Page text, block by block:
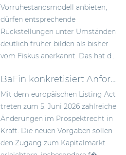
Vorruhestandsmodell anbieten,
dürfen entsprechende
Rückstellungen unter Umständen
deutlich früher bilden als bisher
vom Fiskus anerkannt. Das hat d...
BaFin konkretisiert Anforderungen an Wertpapierprospekte im Zuge des Listing Act
Mit dem europäischen Listing Act
treten zum 5. Juni 2026 zahlreiche
Änderungen im Prospektrecht in
Kraft. Die neuen Vorgaben sollen
den Zugang zum Kapitalmarkt